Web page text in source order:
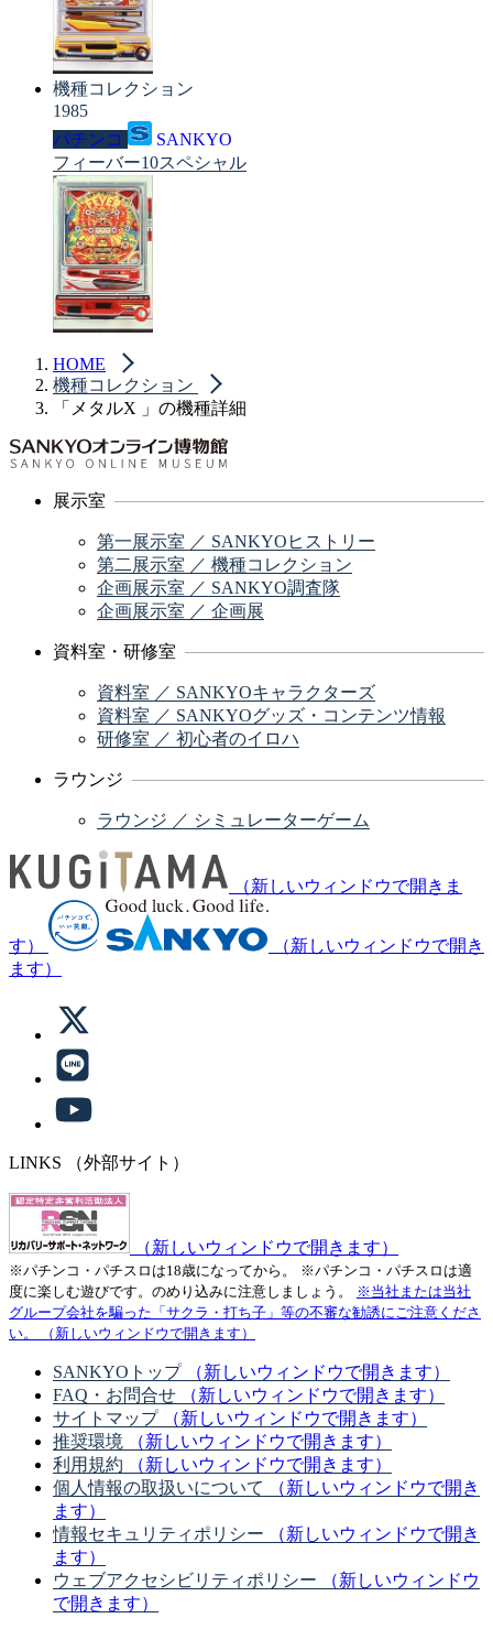
機種コレクション
1985
パチンコ
SANKYO
フィーバー10スペシャル
HOME
機種コレクション
「メタルX 」の機種詳細
展示室
第一展示室 ／ SANKYOヒストリー
第二展示室 ／ 機種コレクション
企画展示室 ／ SANKYO調査隊
企画展示室 ／ 企画展
資料室・研修室
資料室 ／ SANKYOキャラクターズ
資料室 ／ SANKYOグッズ・コンテンツ情報
研修室 ／ 初心者のイロハ
ラウンジ
ラウンジ ／ シミュレーターゲーム
（新しいウィンドウで開きま
す）
（新しいウィンドウで開き
ます）
LINKS （外部サイト）
（新しいウィンドウで開きます）
※パチンコ・パチスロは18歳になってから。
※パチンコ・パチスロは適
度に楽しむ遊びです。のめり込みに注意しましょう。
※当社または当社
グループ会社を騙った「サクラ・打ち子」等の不審な勧誘にご注意くださ
い。
（新しいウィンドウで開きます）
SANKYOトップ
（新しいウィンドウで開きます）
FAQ・お問合せ
（新しいウィンドウで開きます）
サイトマップ
（新しいウィンドウで開きます）
推奨環境
（新しいウィンドウで開きます）
利用規約
（新しいウィンドウで開きます）
個人情報の取扱いについて
（新しいウィンドウで開き
ます）
情報セキュリティポリシー
（新しいウィンドウで開き
ます）
ウェブアクセシビリティポリシー
（新しいウィンドウ
で開きます）